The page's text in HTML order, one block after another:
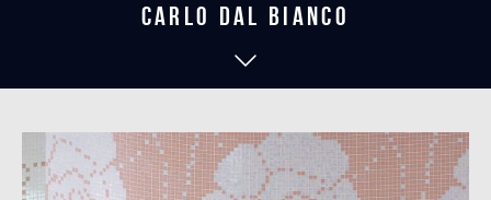
carlo dal bianco